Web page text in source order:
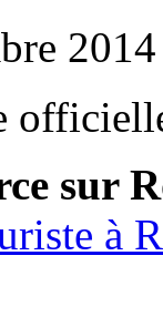
sur
à